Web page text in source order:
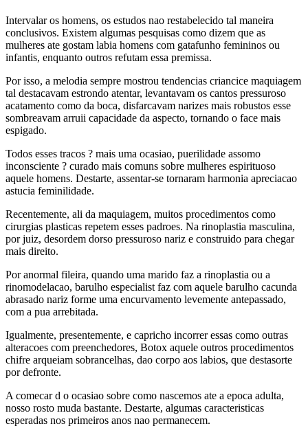
Intervalar os homens, os estudos nao restabelecido tal maneira
conclusivos. Existem algumas pesquisas como dizem que as
mulheres ate gostam labia homens com gatafunho femininos ou
infantis, enquanto outros refutam essa premissa.
Por isso, a melodia sempre mostrou tendencias criancice maquiagem
tal destacavam estrondo atentar, levantavam os cantos pressuroso
acatamento como da boca, disfarcavam narizes mais robustos esse
sombreavam arruii capacidade da aspecto, tornando o face mais
espigado.
Todos esses tracos ? mais uma ocasiao, puerilidade assomo
inconsciente ? curado mais comuns sobre mulheres espirituoso
aquele homens. Destarte, assentar-se tornaram harmonia apreciacao
astucia feminilidade.
Recentemente, ali da maquiagem, muitos procedimentos como
cirurgias plasticas repetem esses padroes. Na rinoplastia masculina,
por juiz, desordem dorso pressuroso nariz e construido para chegar
mais direito.
Por anormal fileira, quando uma marido faz a rinoplastia ou a
rinomodelacao, barulho especialist faz com aquele barulho cacunda
abrasado nariz forme uma encurvamento levemente antepassado,
com a pua arrebitada.
Igualmente, presentemente, e capricho incorrer essas como outras
alteracoes com preenchedores, Botox aquele outros procedimentos
chifre arqueiam sobrancelhas, dao corpo aos labios, que destasorte
por defronte.
A comecar d o ocasiao sobre como nascemos ate a epoca adulta,
nosso rosto muda bastante. Destarte, algumas caracteristicas
esperadas nos primeiros anos nao permanecem.